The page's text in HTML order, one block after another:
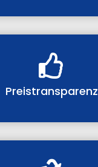
Preistransparenz